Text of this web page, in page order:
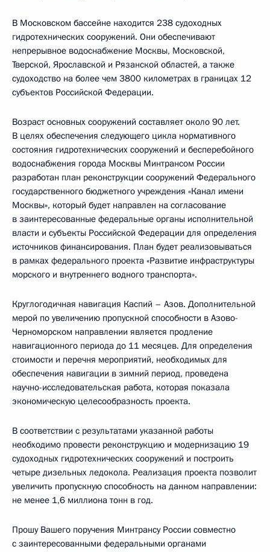
В Московском бассейне находится 238 судоходных
гидротехнических сооружений. Они обеспечивают
непрерывное водоснабжение Москвы, Московской,
Тверской, Ярославской и Рязанской областей, а также
судоходство на более чем 3800 километрах в границах 12
субъектов Российской Федерации.
Возраст основных сооружений составляет около 90 лет.
В целях обеспечения следующего цикла нормативного
состояния гидротехнических сооружений и бесперебойного
водоснабжения города Москвы Минтрансом России
разработан план реконструкции сооружений Федерального
государственного бюджетного учреждения «Канал имени
Москвы», который будет направлен на согласование
в заинтересованные федеральные органы исполнительной
власти и субъекты Российской Федерации для определения
источников финансирования. План будет реализовываться
в рамках федерального проекта «Развитие инфраструктуры
морского и внутреннего водного транспорта».
Круглогодичная навигация Каспий – Азов. Дополнительной
мерой по увеличению пропускной способности в Азово-
Черноморском направлении является продление
навигационного периода до 11 месяцев. Для определения
стоимости и перечня мероприятий, необходимых для
обеспечения навигации в зимний период, проведена
научно-исследовательская работа, которая показала
экономическую целесообразность проекта.
В соответствии с результатами указанной работы
необходимо провести реконструкцию и модернизацию 19
судоходных гидротехнических сооружений и построить
четыре дизельных ледокола. Реализация проекта позволит
увеличить пропускную способность на данном направлении:
не менее 1,6 миллиона тонн в год.
Прошу Вашего поручения Минтрансу России совместно
с заинтересованными федеральными органами